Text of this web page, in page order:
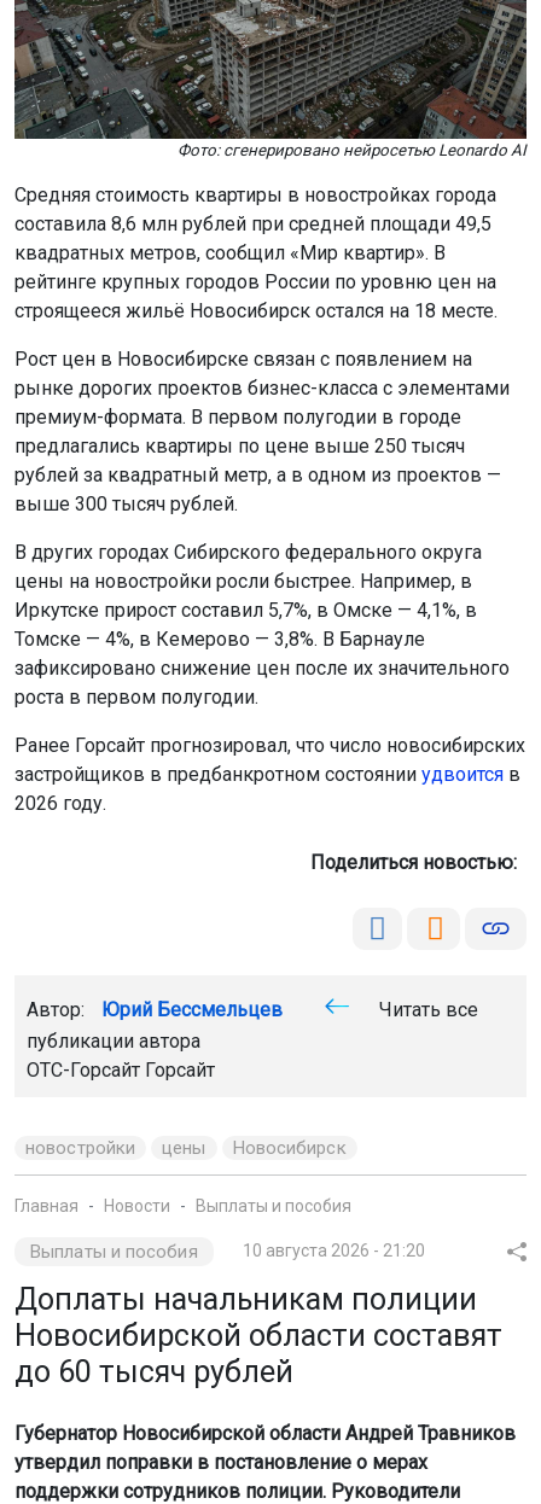
Фото: сгенерировано нейросетью Leonardo AI
Средняя стоимость квартиры в новостройках города
составила 8,6 млн рублей при средней площади 49,5
квадратных метров, сообщил «Мир квартир». В
рейтинге крупных городов России по уровню цен на
строящееся жильё Новосибирск остался на 18 месте.
Рост цен в Новосибирске связан с появлением на
рынке дорогих проектов бизнес-класса с элементами
премиум-формата. В первом полугодии в городе
предлагались квартиры по цене выше 250 тысяч
рублей за квадратный метр, а в одном из проектов —
выше 300 тысяч рублей.
В других городах Сибирского федерального округа
цены на новостройки росли быстрее. Например, в
Иркутске прирост составил 5,7%, в Омске — 4,1%, в
Томске — 4%, в Кемерово — 3,8%. В Барнауле
зафиксировано снижение цен после их значительного
роста в первом полугодии.
Ранее Горсайт прогнозировал, что число новосибирских
застройщиков в предбанкротном состоянии удвоится в
2026 году.
Поделиться новостью:
Автор: Юрий Бессмельцев
Читать все
публикации автора
ОТС-Горсайт Горсайт
новостройки цены Новосибирск
Главная Новости Выплаты и пособия
Выплаты и пособия 10 августа 2026 - 21:20
Доплаты начальникам полиции
Новосибирской области составят
до 60 тысяч рублей
Губернатор Новосибирской области Андрей Травников
утвердил поправки в постановление о мерах
поддержки сотрудников полиции. Руководители